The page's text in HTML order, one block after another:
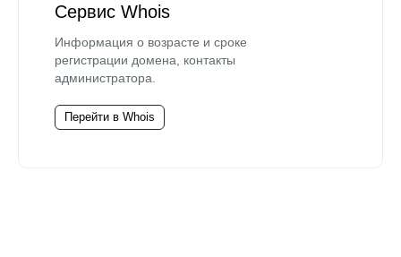
Сервис Whois
Информация о возрасте и сроке
регистрации домена, контакты
администратора.
Перейти в Whois